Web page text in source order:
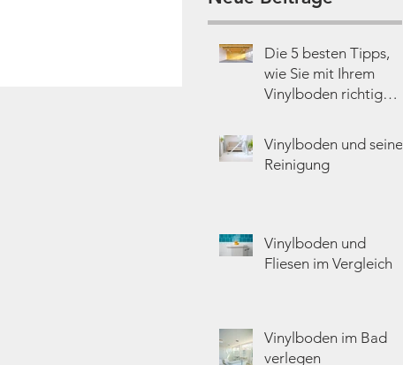
Die 5 besten Tipps,
wie Sie mit Ihrem
Vinylboden richtig
Vinylboden und seine
Reinigung
Vinylboden und
Fliesen im Vergleich
Vinylboden im Bad
verlegen